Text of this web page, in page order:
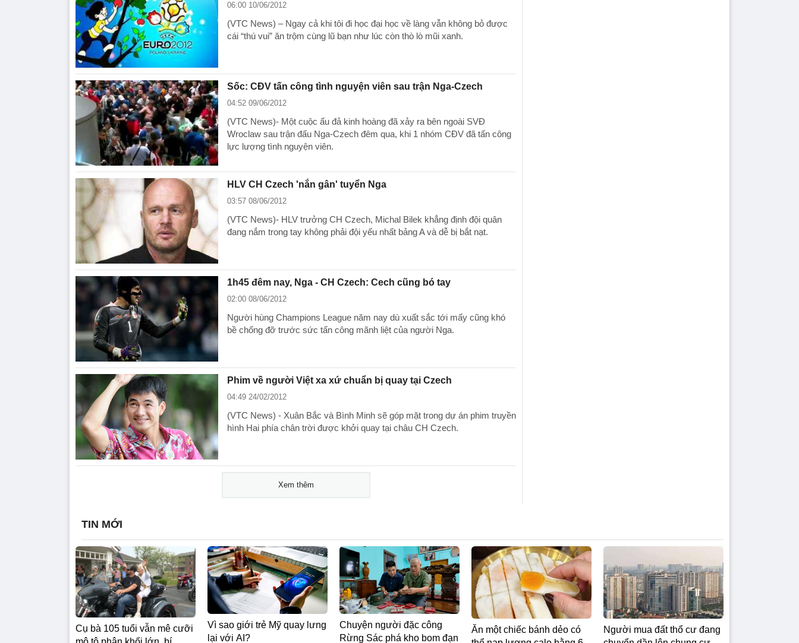
06:00 10/06/2012
(VTC News) – Ngay cả khi tôi đi học đại học về làng vẫn không bỏ được
cái “thú vui” ăn trộm cùng lũ bạn như lúc còn thò lò mũi xanh.
Sốc: CĐV tấn công tình nguyện viên sau trận Nga-Czech
04:52 09/06/2012
(VTC News)- Một cuộc ẩu đả kinh hoàng đã xảy ra bên ngoài SVĐ
Wroclaw sau trận đấu Nga-Czech đêm qua, khi 1 nhóm CĐV đã tấn công
lực lượng tình nguyện viên.
HLV CH Czech 'nắn gân' tuyển Nga
03:57 08/06/2012
(VTC News)- HLV trưởng CH Czech, Michal Bilek khẳng định đội quân
đang nắm trong tay không phải đội yếu nhất bảng A và dễ bị bắt nạt.
1h45 đêm nay, Nga - CH Czech: Cech cũng bó tay
02:00 08/06/2012
Người hùng Champions League năm nay dù xuất sắc tới mấy cũng khó
bề chống đỡ trước sức tấn công mãnh liệt của người Nga.
Phim về người Việt xa xứ chuẩn bị quay tại Czech
04:49 24/02/2012
(VTC News) - Xuân Bắc và Bình Minh sẽ góp mặt trong dự án phim truyền
hình Hai phía chân trời được khởi quay tại châu CH Czech.
Xem thêm
TIN MỚI
Cụ bà 105 tuổi vẫn mê cưỡi
Vì sao giới trẻ Mỹ quay lưng
lại với AI?
Chuyện người đặc công
Rừng Sác phá kho bom đạn
Ăn một chiếc bánh dẻo có
Người mua đất thổ cư đang